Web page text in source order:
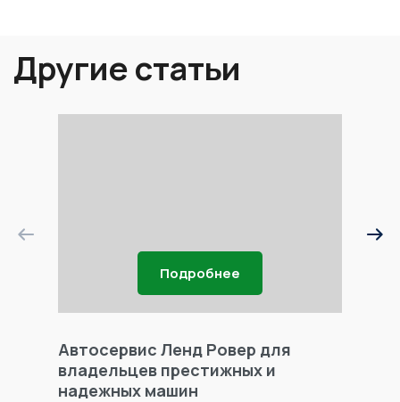
Другие статьи
Подробнее
Автосервис Ленд Ровер для
владельцев престижных и
надежных машин